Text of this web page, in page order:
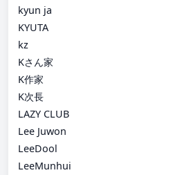
kyun ja
KYUTA
kz
Kさん家
K作家
K次長
LAZY CLUB
Lee Juwon
LeeDool
LeeMunhui